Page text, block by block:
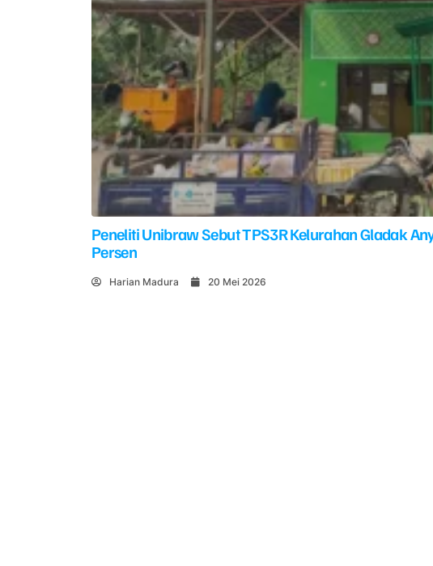
Peneliti Unibraw Sebut TPS3R Kelurahan Gladak
Persen
Harian Madura 20 Mei 2026